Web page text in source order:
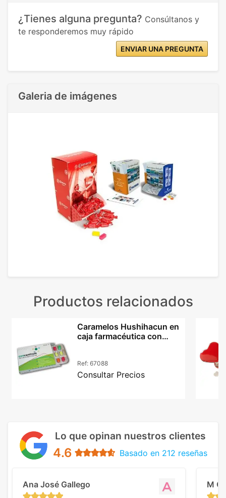
¿Tienes alguna pregunta? Consúltanos y
te responderemos muy rápido
ENVIAR UNA PREGUNTA
Galeria de imágenes
Productos relacionados
Caramelos Hushihacun en
caja farmacéutica con
Ref: 67088
Consultar Precios
Lo que opinan nuestros clientes
4.6 Basado en 212 reseñas
Ana José Gallego M C